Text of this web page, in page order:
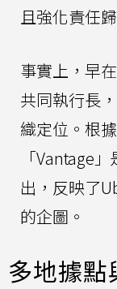
且強化責任
事實上，早
共同執行長
織定位。根
「Vantage
出，反映了
的企圖。
多地據